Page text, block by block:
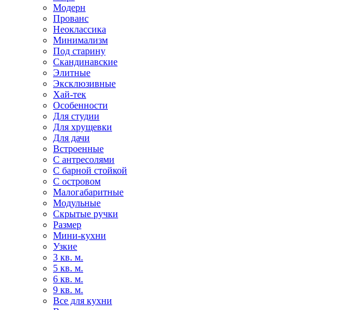
Модерн
Прованс
Неоклассика
Минимализм
Под старину
Скандинавские
Элитные
Эксклюзивные
Хай-тек
Особенности
Для студии
Для хрущевки
Для дачи
Встроенные
С антресолями
С барной стойкой
С островом
Малогабаритные
Модульные
Скрытые ручки
Размер
Мини-кухни
Узкие
3 кв. м.
5 кв. м.
6 кв. м.
9 кв. м.
Все для кухни